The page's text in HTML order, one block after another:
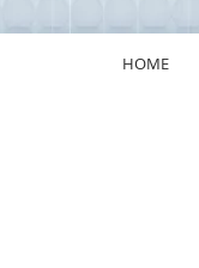
HOME